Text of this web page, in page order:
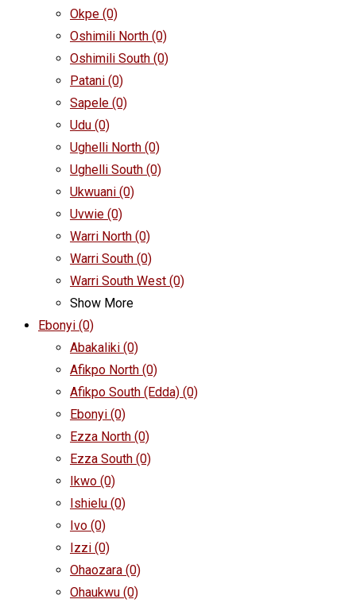
Okpe (0)
Oshimili North (0)
Oshimili South (0)
Patani (0)
Sapele (0)
Udu (0)
Ughelli North (0)
Ughelli South (0)
Ukwuani (0)
Uvwie (0)
Warri North (0)
Warri South (0)
Warri South West (0)
Show More
Ebonyi (0)
Abakaliki (0)
Afikpo North (0)
Afikpo South (Edda) (0)
Ebonyi (0)
Ezza North (0)
Ezza South (0)
Ikwo (0)
Ishielu (0)
Ivo (0)
Izzi (0)
Ohaozara (0)
Ohaukwu (0)